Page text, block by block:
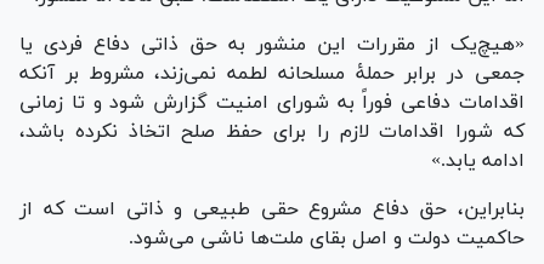
«هیچ‌یک از مقررات این منشور به حق ذاتی دفاع فردی یا
جمعی در برابر حملۀ مسلحانه لطمه نمی‌زند، مشروط بر آنکه
اقدامات دفاعی فوراً به شورای امنیت گزارش شود و تا زمانی
که شورا اقدامات لازم را برای حفظ صلح اتخاذ نکرده باشد،
ادامه یابد.»
بنابراین، حق دفاع مشروع حقی طبیعی و ذاتی است که از
حاکمیت دولت و اصل بقای ملت‌ها ناشی می‌شود.